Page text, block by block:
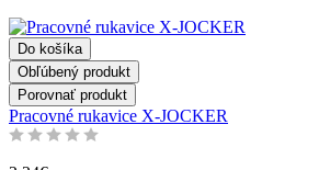
Do košíka
Obľúbený produkt
Porovnať produkt
Pracovné rukavice X-JOCKER